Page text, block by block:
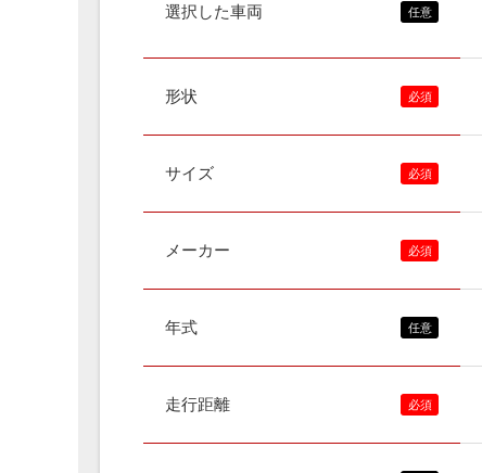
選択した車両
形状
サイズ
メーカー
年式
走行距離